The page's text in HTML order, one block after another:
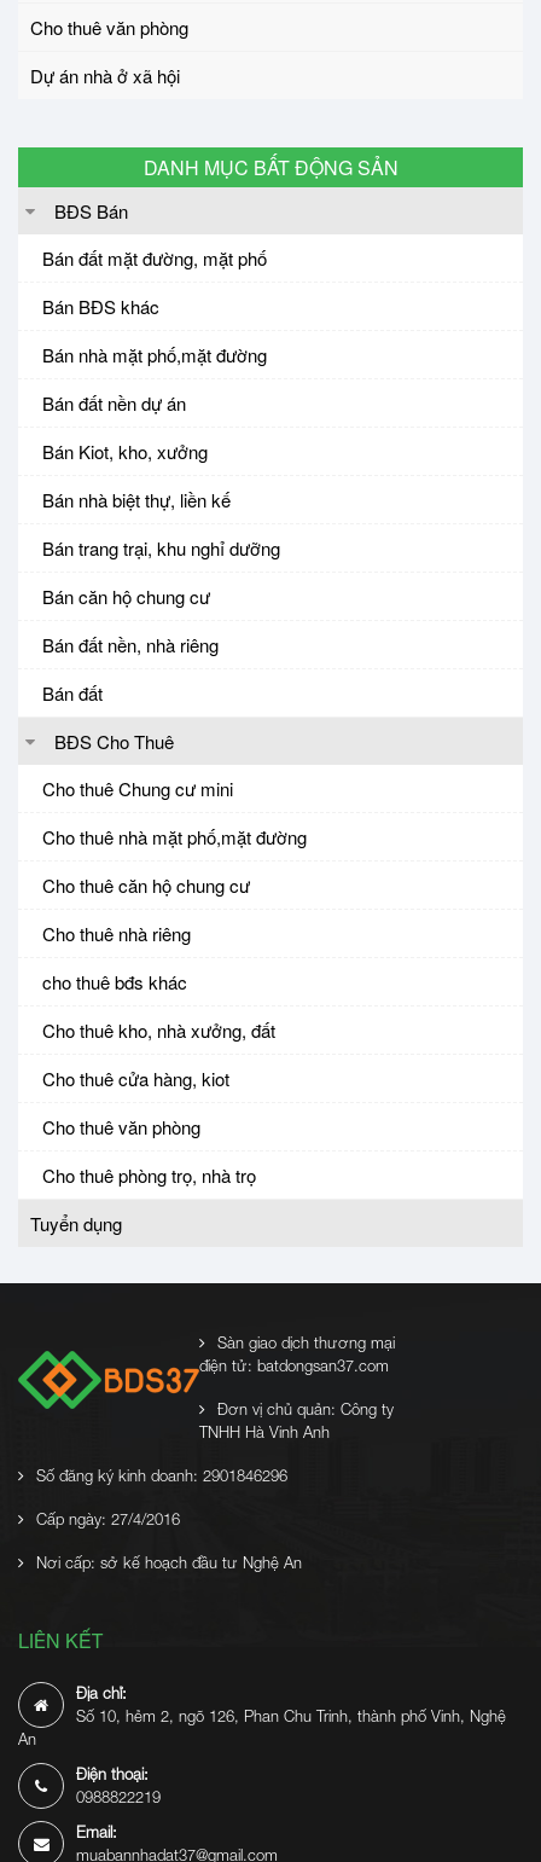
Cho thuê văn phòng
Dự án nhà ở xã hội
DANH MỤC BẤT ĐỘNG SẢN
BĐS Bán
Bán đất mặt đường, mặt phố
Bán BĐS khác
Bán nhà mặt phố,mặt đường
Bán đất nền dự án
Bán Kiot, kho, xưởng
Bán nhà biệt thự, liền kế
Bán trang trại, khu nghỉ dưỡng
Bán căn hộ chung cư
Bán đất nền, nhà riêng
Bán đất
BĐS Cho Thuê
Cho thuê Chung cư mini
Cho thuê nhà mặt phố,mặt đường
Cho thuê căn hộ chung cư
Cho thuê nhà riêng
cho thuê bđs khác
Cho thuê kho, nhà xưởng, đất
Cho thuê cửa hàng, kiot
Cho thuê văn phòng
Cho thuê phòng trọ, nhà trọ
Tuyển dụng
Sàn giao dịch thương mại
điện tử: batdongsan37.com
Đơn vị chủ quản: Công ty
TNHH Hà Vinh Anh
Số đăng ký kinh doanh: 2901846296
Cấp ngày: 27/4/2016
Nơi cấp: sở kế hoạch đầu tư Nghệ An
LIÊN KẾT
Địa chỉ:
Số 10, hẻm 2, ngõ 126, Phan Chu Trinh, thành phố Vinh, Nghệ
An
Điện thoại:
0988822219
Email:
muabannhadat37@gmail.com